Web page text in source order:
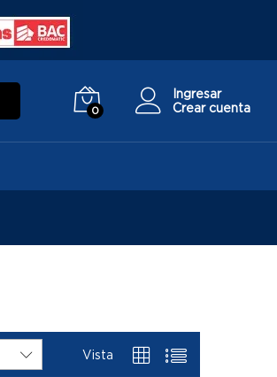
0
Ingresar
Crear cuenta
Vista